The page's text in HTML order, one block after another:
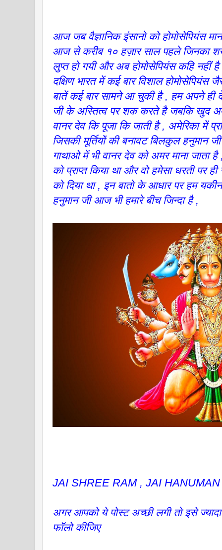
आज जब वैज्ञानिक इंसानो को होमोसेपियंस
आज से करीब १० हज़ार साल पहले जिनका
लुप्त हो गयी और अब होमोसेपियंस कहि
दक्षिण भारत में कई बार विशाल
बातें कई बार सामने आ चुकी है , हम अपने ही
जी के अस्तित्व पर शक करते है जबकि खुद
वानर देव कि पूजा कि जाती है , अमेरिका में
जिसकी मूर्तियों की बनावट बिलकुल हनुमान
गाथाओ में भी वानर देव को अमर माना जाता
को प्राप्त किया था और वो हमेसा धरती पर
को दिया था , इन बातो के आधार पर हम
हनुमान जी आज भी हमारे बीच जिन्दा है ,
JAI SHREE RAM , JAI HANUMAN
अगर आपको ये पोस्ट अच्छी लगी तो इसे
फॉलो कीजिए